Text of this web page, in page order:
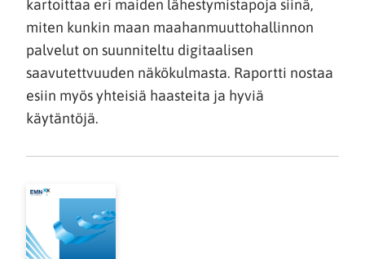
kartoittaa eri maiden lähestymistapoja siinä,
miten kunkin maan maahanmuuttohallinnon
palvelut on suunniteltu digitaalisen
saavutettvuuden näkökulmasta. Raportti nostaa
esiin myös yhteisiä haasteita ja hyviä
käytäntöjä.